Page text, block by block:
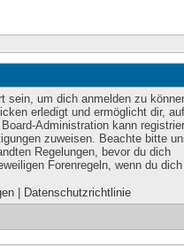
sein, um dich anmelden zu
erledigt und ermöglicht dir, auf
Administration kann
zuweisen. Beachte bitte
Regelungen, bevor du dich
Forenregeln, wenn du
| Datenschutzrichtlinie